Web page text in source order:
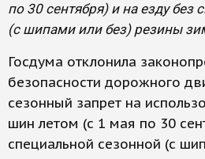
по 30 сентября) и на езду без
(с шипами или без) резины
Госдума отклонила
безопасности дорожного
сезонный запрет на
шин летом (с 1 мая по 30
специальной сезонной (с